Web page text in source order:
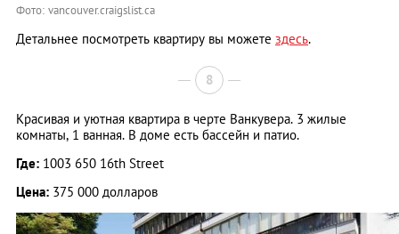
Фото: vancouver.craigslist.ca
Детальнее посмотреть квартиру вы можете здесь.
8
Красивая и уютная квартира в черте Ванкувера. 3 жилые
комнаты, 1 ванная. В доме есть бассейн и патио.
Где: 1003 650 16th Street
Цена: 375 000 долларов